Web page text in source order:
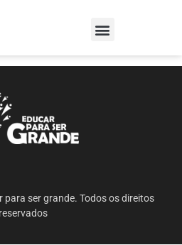
ser grande. Todos os direitos
reservados